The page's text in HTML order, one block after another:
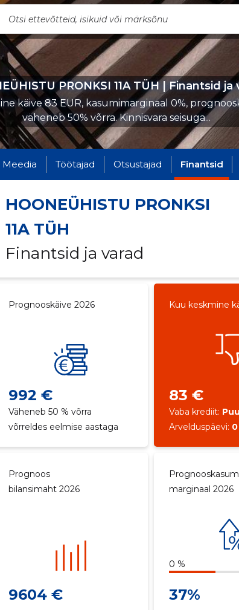
PRONKSI 11A TÜH | Finantsid ja
käive 83 EUR, kasumimarginaal 0%,
väheneb 50% võrra. Kinnisvara seisuga...
Meedia Töötajad Otsustajad Finantsid
HOONEÜHISTU PRONKSI
11A TÜH
Finantsid ja varad
Prognooskäive 2026
992 €
Väheneb 50 % võrra
võrreldes eelmise aastaga
Kuu keskmine
83 €
Vaba krediit:
Arvelduspäevi: 0
Prognoos
bilansimaht 2026
9604 €
marginaal 2026
0 %
37%